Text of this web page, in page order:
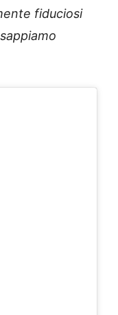
fiduciosi